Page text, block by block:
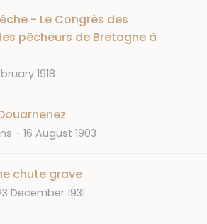
- Le Congrès des
pêcheurs de Bretagne à
1918
DATE
16 August 1903
chute grave
December 1931